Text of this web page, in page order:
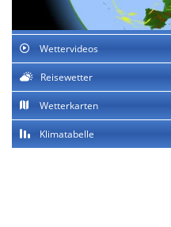
Wettervideos
Reisewetter
Wetterkarten
Klimatabelle